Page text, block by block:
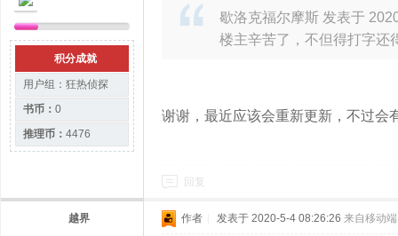
积分成就
用户组： 狂热侦探
书币： 0
推理币： 4476
歇洛克福尔摩斯 发表于
楼主辛苦了，不但得打字还
谢谢，最近应该会重新更新，不过会
回复
越界 作者 发表于 2020-5-4 08:26:26 来自移动端